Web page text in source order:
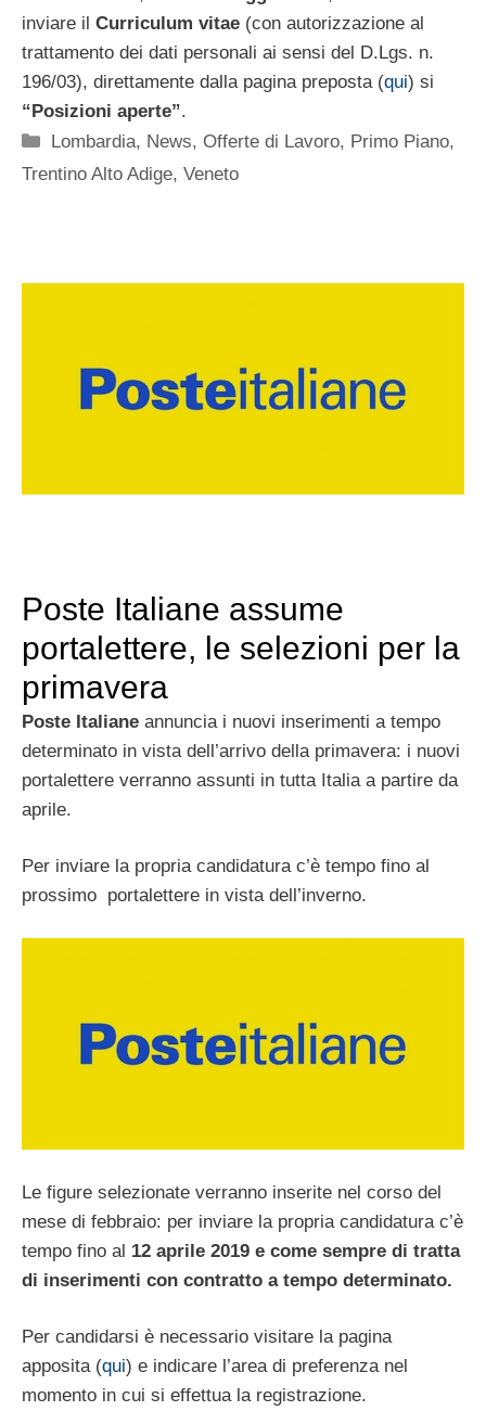
inviare il Curriculum vitae (con autorizzazione al
trattamento dei dati personali ai sensi del D.Lgs. n.
196/03), direttamente dalla pagina preposta (qui) si
“Posizioni aperte”.
Categorie
Lombardia, News,Offerte di Lavoro, Primo Piano,
Trentino Alto Adige, Veneto
Poste Italiane assume
portalettere, le selezioni per la
primavera
Poste Italiane annuncia i nuovi inserimenti a tempo
determinato in vista dell’arrivo della primavera: i nuovi
portalettere verranno assunti in tutta Italia a partire da
aprile.
Per inviare la propria candidatura c’è tempo fino al
prossimo portalettere in vista dell’inverno.
Le figure selezionate verranno inserite nel corso del
mese di febbraio: per inviare la propria candidatura c’è
tempo fino al 12 aprile 2019 e come sempre di tratta
di inserimenti con contratto a tempo determinato.
Per candidarsi è necessario visitare la pagina
apposita (qui) e indicare l’area di preferenza nel
momento in cui si effettua la registrazione.